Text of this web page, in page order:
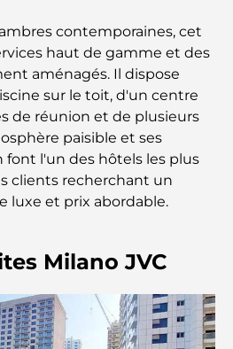
harmonie
d'aménagement
Transformer vos espaces
de déménagement à
Island Dubai : votre guide ultime
contemporaines, cet
haut de gamme et des
aménagés. Il dispose
sur le toit, d'un centre
de réunion et de plusieurs
paisible et ses
font l'un des hôtels les plus
clients recherchant un
luxe et prix abordable.
Milano JVC